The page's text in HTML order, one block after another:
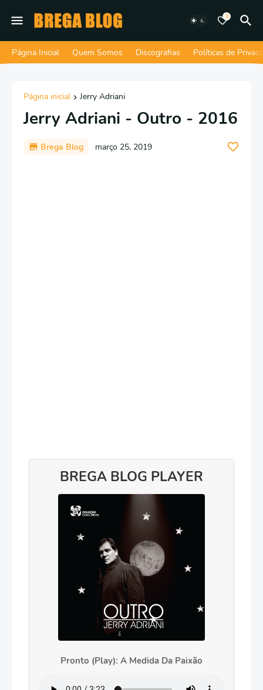
0
Página Inicial Quem Somos Discografias Políticas de
Página inicial Jerry Adriani
Jerry Adriani - Outro - 2016
Brega Blog março 25, 2019
BREGA BLOG PLAYER
Pronto (Play): A Medida Da Paixão